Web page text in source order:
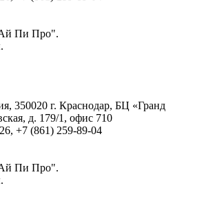
Пи Про".
350020 г. Краснодар, БЦ «Гранд
д. 179/1, офис 710
+7 (861) 259-89-04
Пи Про".